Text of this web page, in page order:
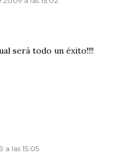
será todo un éxito!!!!
a las 15:05